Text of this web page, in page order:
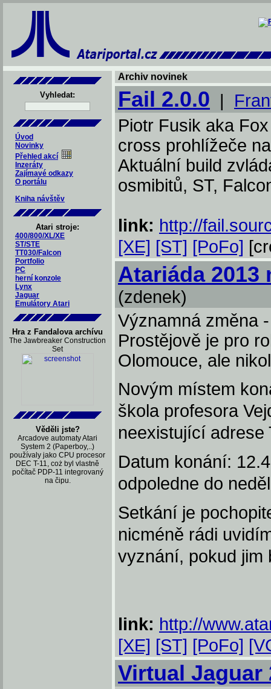
Vyhledat:
Úvod
Novinky
Přehled akcí
Inzeráty
Zajímavé odkazy
O portálu
Kniha návštěv
Atari stroje:
400/800/XL/XE
ST/STE
TT030/Falcon
Portfolio
PC
herní konzole
Lynx
Jaguar
Emulátory Atari
Hra z Fandalova archívu
The Jawbreaker Construction
Set
Věděli jste?
Arcadove automaty Atari
System 2 (Paperboy,..)
používaly jako CPU procesor
DEC T-11, coż byl vlastně
počítač PDP-11 integrovaný
na čipu.
Archiv novinek
Fail 2.0.0 |
Piotr Fusik aka
cross prohlížeče
Aktuální build
osmibitů, ST,
link: http://
[XE] [ST] [PoFo]
Atariáda 2013
(zdenek)
Významná změna
Prostějově je pro
Olomouce, ale
Novým místem
škola profesora
neexistující adrese
Datum konání:
odpoledne do
Setkání je
nicméně rádi
vyznání, pokud jim
link: http://
[XE] [ST] [PoFo]
Virtual Jaguar